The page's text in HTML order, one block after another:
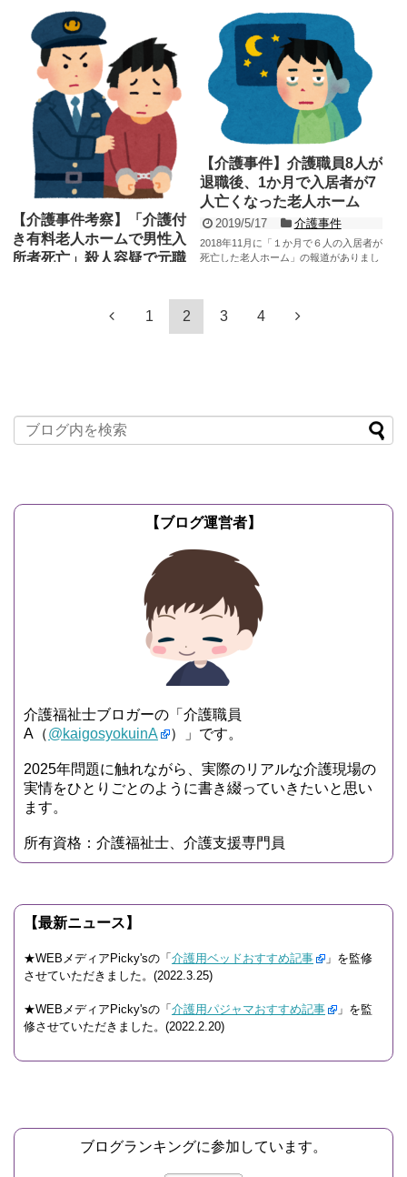
2019/7/4
先日（2019年7月2日）に 「58歳の男性
介護士が90歳の男性入所者に暴言を吐か
れ続けた挙句、暴力を振るってしまい逮
捕された...
記事を読む
最近、介護現場に逆風となるような事件
や事故が相次いでいます。 おやつのドー
ナツを喉に詰めて死亡した利用者の事件
では、職員（准看...
記事を読む
【介護事件考察】「介護付
き有料老人ホームで男性入
所者死亡」殺人容疑で元職
先日（2019年5月22日）に、またしても
介護施設での事件の報道がありました。
【介護事件】介護職員8人が
退職後、1か月で入居者が7
人亡くなった老人ホーム
2019/5/17 介護事件
2018年11月に「１か月で６人の入居者が
死亡した老人ホーム」の報道がありまし
1 2 3 4
【ブログ運営者】
介護福祉士ブロガーの「介護職員
A（@kaigosyokuinA ）」です。
2025年問題に触れながら、実際のリアルな介護現場の
実情をひとりごとのように書き綴っていきたいと思い
ます。
所有資格：介護福祉士、介護支援専門員
【最新ニュース】
★WEBメディアPicky'sの「 介護用ベッドおすすめ記事
」を監修
させていただきました。(2022.3.25)
★WEBメディアPicky'sの「 介護用パジャマおすすめ記事
」を監
修させていただきました。(2022.2.20)
ブログランキングに参加しています。